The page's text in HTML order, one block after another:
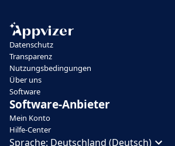
Datenschutz
Transparenz
Nutzungsbedingungen
Über uns
Software
Software-Anbieter
Mein Konto
Hilfe-Center
Sprache: Deutschland (Deutsch)